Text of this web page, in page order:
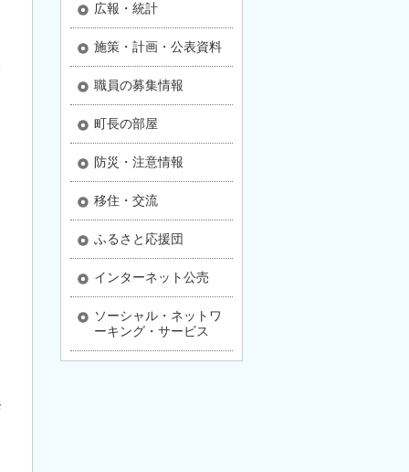
広報・統計
施策・計画・公表資料
職員の募集情報
町長の部屋
防災・注意情報
移住・交流
ふるさと応援団
インターネット公売
ソーシャル・ネットワ
ーキング・サービス